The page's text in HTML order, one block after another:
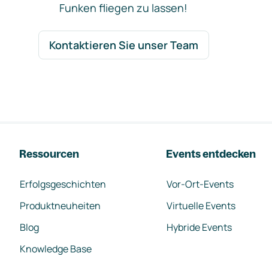
Funken fliegen zu lassen!
Kontaktieren Sie unser Team
Ressourcen
Erfolgsgeschichten
Produktneuheiten
Blog
Knowledge Base
Events entdecken
Vor-Ort-Events
Virtuelle Events
Hybride Events